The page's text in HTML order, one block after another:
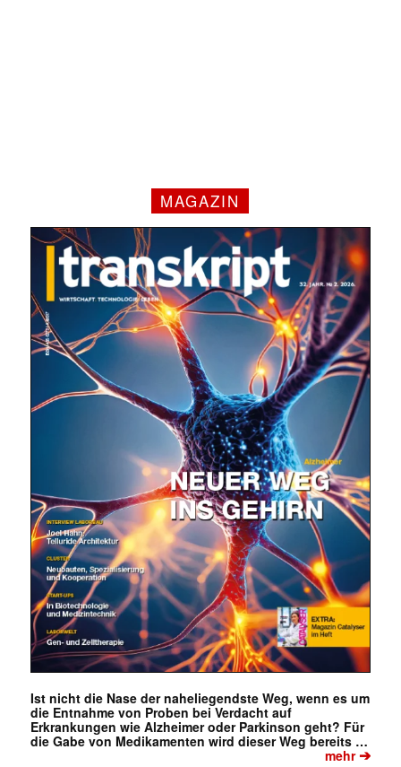
MAGAZIN
Ist nicht die Nase der naheliegendste Weg, wenn es um
die Entnahme von Proben bei Verdacht auf
Erkrankungen wie Alzheimer oder Parkinson geht? Für
die Gabe von Medikamenten wird dieser Weg bereits …
mehr➔